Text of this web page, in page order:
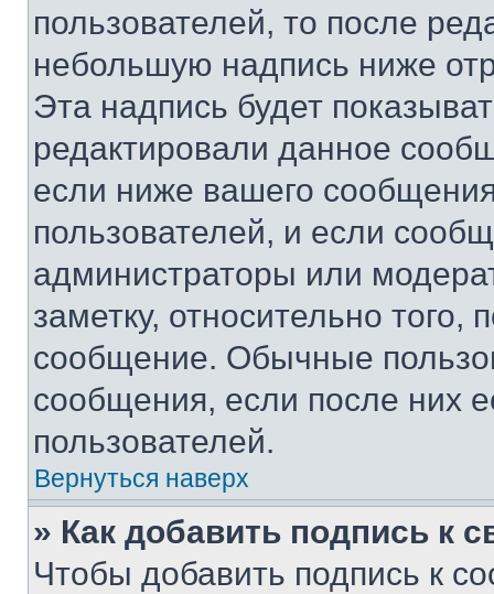
пользователей, то после
небольшую надпись ниже
Эта надпись будет
редактировали данное
если ниже вашего
пользователей, и если
администраторы или
заметку, относительно
сообщение. Обычные
сообщения, если после них
пользователей.
Вернуться наверх
» Как добавить подпись к
Чтобы добавить подпись к